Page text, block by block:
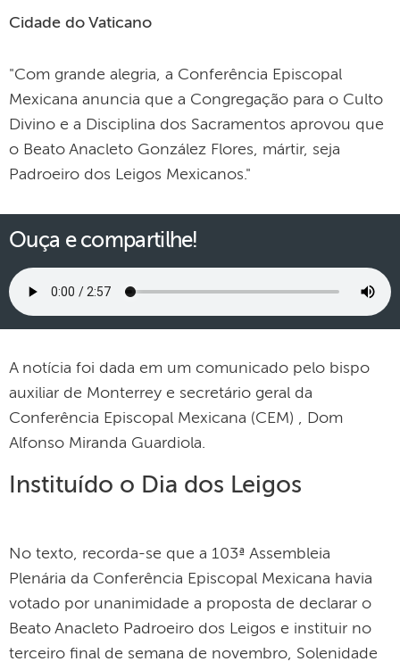
Cidade do Vaticano
"Com grande alegria, a Conferência Episcopal
Mexicana anuncia que a Congregação para o Culto
Divino e a Disciplina dos Sacramentos aprovou que
o Beato Anacleto González Flores, mártir, seja
Padroeiro dos Leigos Mexicanos."
Ouça e compartilhe!
A notícia foi dada em um comunicado pelo bispo
auxiliar de Monterrey e secretário geral da
Conferência Episcopal Mexicana (CEM) , Dom
Alfonso Miranda Guardiola.
Instituído o Dia dos Leigos
No texto, recorda-se que a 103ª Assembleia
Plenária da Conferência Episcopal Mexicana havia
votado por unanimidade a proposta de declarar o
Beato Anacleto Padroeiro dos Leigos e instituir no
terceiro final de semana de novembro, Solenidade